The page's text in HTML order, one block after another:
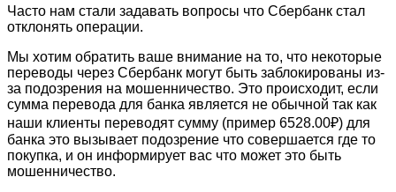
Часто нам стали задавать вопросы что Сбербанк стал
отклонять операции.
Мы хотим обратить ваше внимание на то, что некоторые
переводы через Сбербанк могут быть заблокированы из-
за подозрения на мошенничество. Это происходит, если
сумма перевода для банка является не обычной так как
наши клиенты переводят сумму (пример 6528.00₽) для
банка это вызывает подозрение что совершается где то
покупка, и он информирует вас что может это быть
мошенничество.